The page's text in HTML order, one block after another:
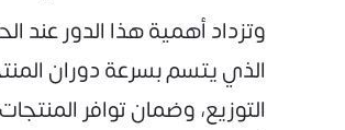
الذي يتسم بسرعة دوران
التوزيع، وضمان توافر